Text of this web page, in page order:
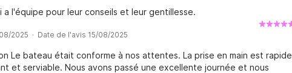
l'équipe pour leur conseils et leur gentillesse.
2025 · Date de l'avis 15/08/2025
Le bateau était conforme à nos attentes. La prise en main est rapide
et serviable. Nous avons passé une excellente journée et nous